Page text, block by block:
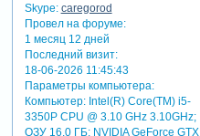
Skype: caregorod
Провел на форуме:
1 месяц 12 дней
Последний визит:
18-06-2026 11:45:43
Параметры компьютера:
Компьютер: Intel(R) Core(TM) i5-
3350P CPU @ 3.10 GHz 3.10GHz;
ОЗУ 16.0 ГБ; NVIDIA GeForce GTX